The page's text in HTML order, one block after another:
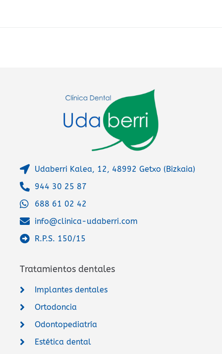
Udaberri Kalea, 12, 48992 Getxo (Bizkaia)
944 30 25 87
688 61 02 42
info@clinica-udaberri.com
R.P.S. 150/15
Tratamientos dentales
Implantes dentales
Ortodoncia
Odontopediatría
Estética dental